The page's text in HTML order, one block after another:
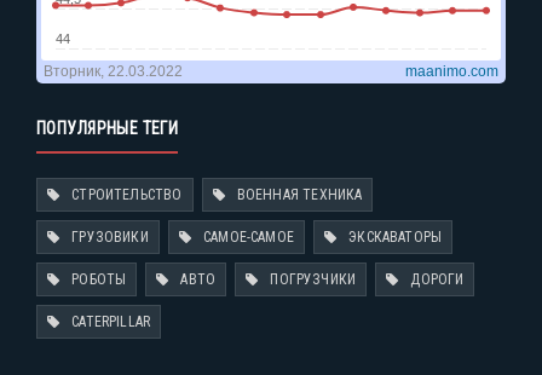
ПОПУЛЯРНЫЕ ТЕГИ
СТРОИТЕЛЬСТВО ВОЕННАЯ ТЕХНИКА
ГРУЗОВИКИ САМОЕ-САМОЕ ЭКСКАВАТОРЫ
РОБОТЫ АВТО ПОГРУЗЧИКИ ДОРОГИ
CATERPILLAR